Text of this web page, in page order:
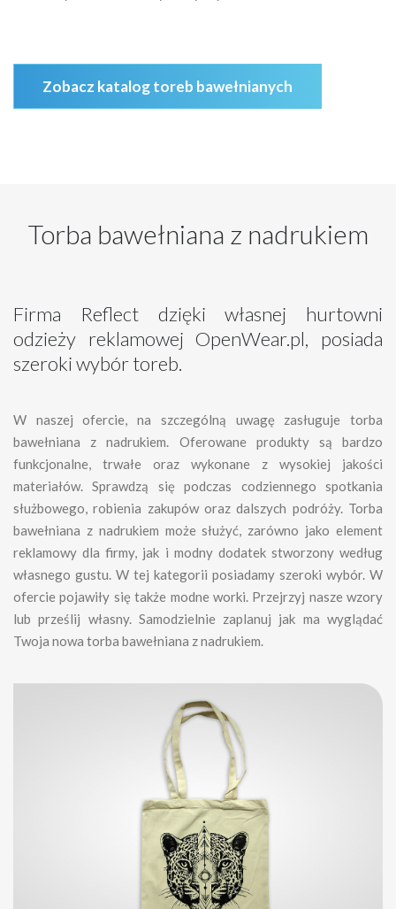
Zobacz katalog toreb bawełnianych
Torba bawełniana z nadrukiem
Firma Reflect dzięki własnej hurtowni
odzieży reklamowej OpenWear.pl, posiada
szeroki wybór toreb.
W naszej ofercie, na szczególną uwagę zasługuje torba
bawełniana z nadrukiem. Oferowane produkty są bardzo
funkcjonalne, trwałe oraz wykonane z wysokiej jakości
materiałów. Sprawdzą się podczas codziennego spotkania
służbowego, robienia zakupów oraz dalszych podróży. Torba
bawełniana z nadrukiem może służyć, zarówno jako element
reklamowy dla firmy, jak i modny dodatek stworzony według
własnego gustu. W tej kategorii posiadamy szeroki wybór. W
ofercie pojawiły się także modne worki. Przejrzyj nasze wzory
lub prześlij własny. Samodzielnie zaplanuj jak ma wyglądać
Twoja nowa torba bawełniana z nadrukiem.